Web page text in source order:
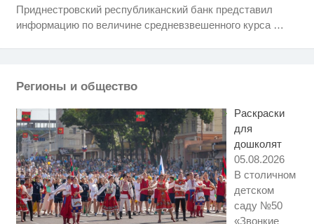
Приднестровский республиканский банк представил
информацию по величине средневзвешенного курса …
Регионы и общество
Раскраски
для
дошколят
05.08.2026
В столичном
детском
саду №50
«Звонкие
i
Скрытая камера на пляже
когда их не видят...
Рак начинается не с боли:
Ролик из Омска: вы будете